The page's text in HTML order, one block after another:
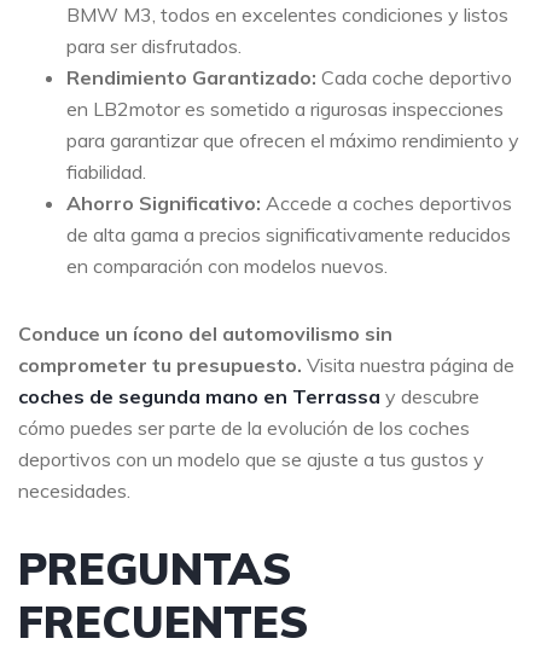
BMW M3, todos en excelentes condiciones y listos
para ser disfrutados.
Rendimiento Garantizado: Cada coche deportivo
en LB2motor es sometido a rigurosas inspecciones
para garantizar que ofrecen el máximo rendimiento y
fiabilidad.
Ahorro Significativo: Accede a coches deportivos
de alta gama a precios significativamente reducidos
en comparación con modelos nuevos.
Conduce un ícono del automovilismo sin
comprometer tu presupuesto. Visita nuestra página de
coches de segunda mano en Terrassa y descubre
cómo puedes ser parte de la evolución de los coches
deportivos con un modelo que se ajuste a tus gustos y
necesidades.
PREGUNTAS
FRECUENTES